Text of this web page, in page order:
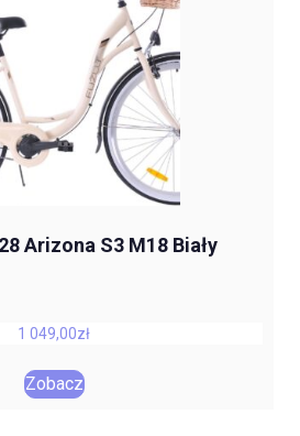
Arizona S3 M18 Biały
1 049,00zł
Zobacz